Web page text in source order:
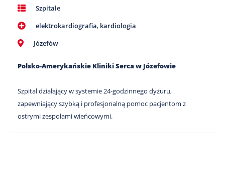
Szpitale
elektrokardiografia, kardiologia
Józefów
Polsko-Amerykańskie Kliniki Serca w Józefowie
Szpital działający w systemie 24-godzinnego dyżuru,
zapewniający szybką i profesjonalną pomoc pacjentom z
ostrymi zespołami wieńcowymi.